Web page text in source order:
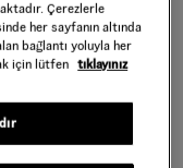
Çerezlerle
her sayfanın altında
bağlantı yoluyla her
için lütfen tıklayınız